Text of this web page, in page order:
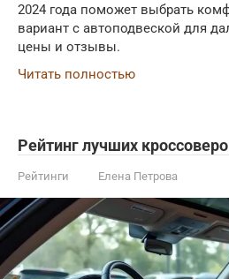
2024 года поможет выбрать
вариант с автоподвеской для
цены и отзывы.
Читать полностью
Рейтинг лучших
Рейтинги Елена Петрова